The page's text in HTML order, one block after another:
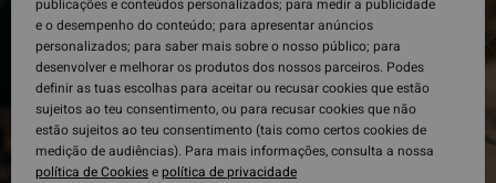
publicações e conteúdos personalizados; para medir a publicidade
e o desempenho do conteúdo; para apresentar anúncios
personalizados; para saber mais sobre o nosso público; para
desenvolver e melhorar os produtos dos nossos parceiros. Podes
definir as tuas escolhas para aceitar ou recusar cookies que estão
sujeitos ao teu consentimento, ou para recusar cookies que não
estão sujeitos ao teu consentimento (tais como certos cookies de
medição de audiências). Para mais informações, consulta a nossa
política de Cookiesepolítica de privacidade